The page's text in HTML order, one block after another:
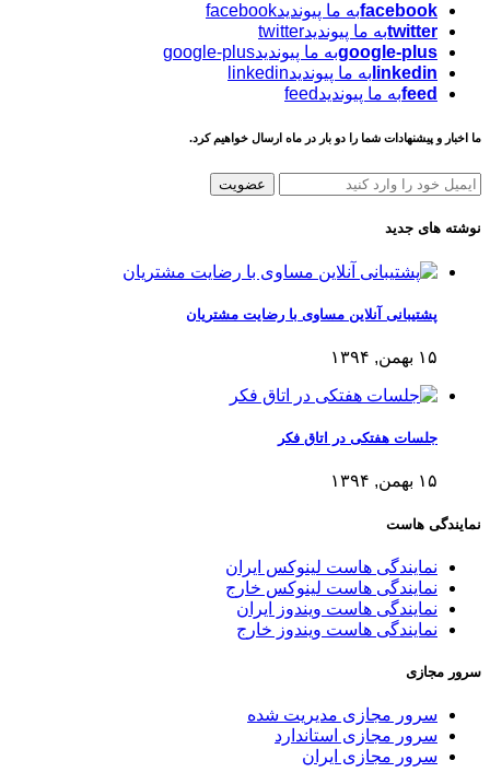
facebookبه ما پیوندیدfacebook
twitterبه ما پیوندیدtwitter
google-plusبه ما پیوندیدgoogle-plus
linkedin به ما پیوندیدlinkedin
feedبه ما پیوندیدfeed
ما اخبار و پیشنهادات شما را دو بار در ماه ارسال خواهیم کرد.
عضویت
نوشته های جدید
پشتیبانی آنلاین مساوی با رضایت مشتریان
۱۵ بهمن, ۱۳۹۴
جلسات هفتکی در اتاق فکر
۱۵ بهمن, ۱۳۹۴
نمایندگی هاست
نمایندگی هاست لینوکس ایران
نمایندگی هاست لینوکس خارج
نمایندگی هاست ویندوز ایران
نمایندگی هاست ویندوز خارج
سرور مجازی
سرور مجازی مدیریت شده
سرور مجازی استاندارد
سرور مجازی ایران